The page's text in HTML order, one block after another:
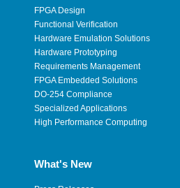
FPGA Design
Functional Verification
Hardware Emulation Solutions
Hardware Prototyping
Requirements Management
FPGA Embedded Solutions
DO-254 Compliance
Specialized Applications
High Performance Computing
What's New